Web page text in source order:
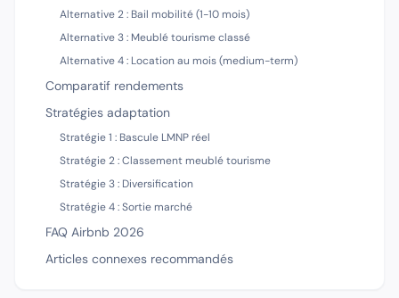
Alternative 2 : Bail mobilité (1-10 mois)
Alternative 3 : Meublé tourisme classé
Alternative 4 : Location au mois (medium-term)
Comparatif rendements
Stratégies adaptation
Stratégie 1 : Bascule LMNP réel
Stratégie 2 : Classement meublé tourisme
Stratégie 3 : Diversification
Stratégie 4 : Sortie marché
FAQ Airbnb 2026
Articles connexes recommandés